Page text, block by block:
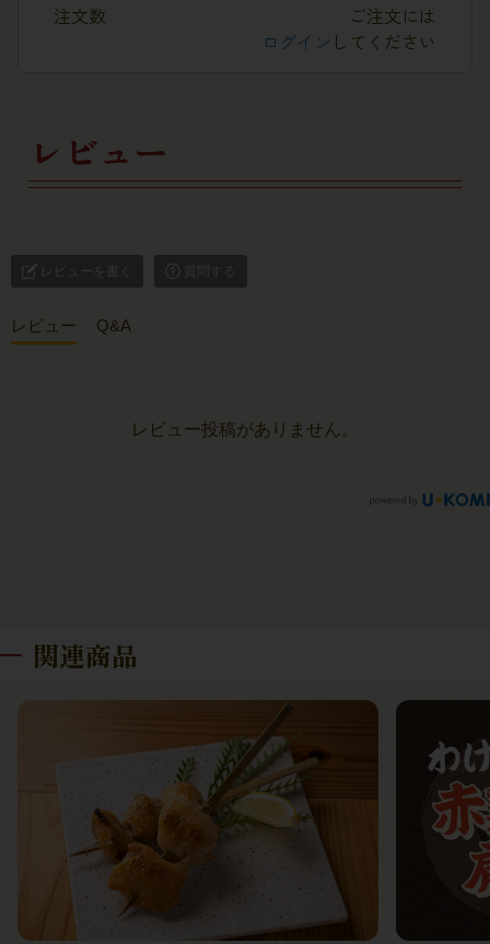
注文数
ご注文には
ログイン してください
レビュー
レビューを書く 質問する
レビュー Q&A
レビュー投稿がありません。
関連商品